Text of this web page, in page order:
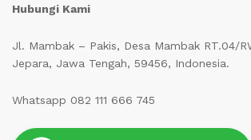
Hubungi Kami
Jl. Mambak – Pakis, Desa Mambak RT.04/
Jepara, Jawa Tengah, 59456, Indonesia.
Whatsapp 082 111 666 745